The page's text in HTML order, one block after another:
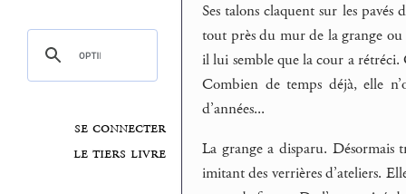
se connecter
le tiers livre
Ses talons claquent sur les
tout près du mur de la grange ou
il lui semble que la cour a rétréci.
Combien de temps déjà, elle
d’années...
La grange a disparu. Désormais
imitant des verrières d’ateliers.